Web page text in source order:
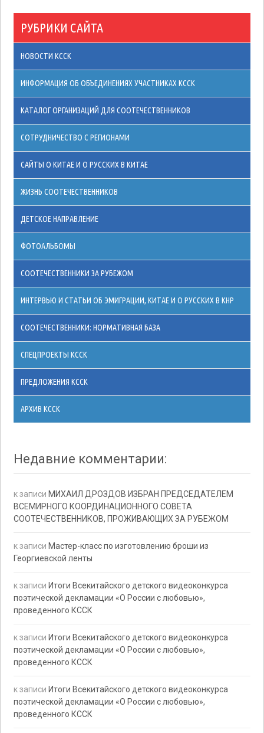
РУБРИКИ САЙТА
НОВОСТИ КССК
ИНФОРМАЦИЯ ОБ ОБЪЕДИНЕНИЯХ УЧАСТНИКАХ КССК
КАТАЛОГ ОРГАНИЗАЦИЙ ДЛЯ СООТЕЧЕСТВЕННИКОВ
СОТРУДНИЧЕСТВО С РЕГИОНАМИ
САЙТЫ О КИТАЕ И О РУССКИХ В КИТАЕ
ЖИЗНЬ СООТЕЧЕСТВЕННИКОВ
ДЕТСКОЕ НАПРАВЛЕНИЕ
ФОТОАЛЬБОМЫ
СООТЕЧЕСТВЕННИКИ ЗА РУБЕЖОМ
ИНТЕРВЬЮ И СТАТЬИ ОБ ЭМИГРАЦИИ, КИТАЕ И О РУССКИХ В КНР
СООТЕЧЕСТВЕННИКИ: НОРМАТИВНАЯ БАЗА
СПЕЦПРОЕКТЫ КССК
ПРЕДЛОЖЕНИЯ КССК
АРХИВ КССК
Недавние комментарии:
к записи МИХАИЛ ДРОЗДОВ ИЗБРАН ПРЕДСЕДАТЕЛЕМ
ВСЕМИРНОГО КООРДИНАЦИОННОГО СОВЕТА
СООТЕЧЕСТВЕННИКОВ, ПРОЖИВАЮЩИХ ЗА РУБЕЖОМ
к записи Мастер-класс по изготовлению броши из
Георгиевской ленты
к записи Итоги Всекитайского детского видеоконкурса
поэтической декламации «О России с любовью»,
проведенного КССК
к записи Итоги Всекитайского детского видеоконкурса
поэтической декламации «О России с любовью»,
проведенного КССК
к записи Итоги Всекитайского детского видеоконкурса
поэтической декламации «О России с любовью»,
проведенного КССК